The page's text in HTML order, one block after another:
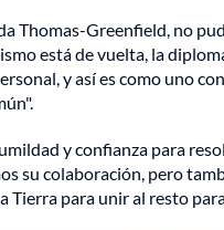
Thomas-Greenfield, no
está de vuelta, la
y así es como uno
y confianza para
su colaboración, pero
Tierra para unir al resto